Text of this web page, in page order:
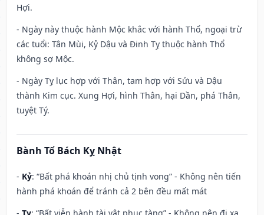
Hợi.
- Ngày này thuộc hành Mộc khắc với hành Thổ, ngoại trừ
các tuổi: Tân Mùi, Kỷ Dậu và Đinh Tỵ thuộc hành Thổ
không sợ Mộc.
- Ngày Tỵ lục hợp với Thân, tam hợp với Sửu và Dậu
thành Kim cục. Xung Hợi, hình Thân, hại Dần, phá Thân,
tuyệt Tý.
Bành Tổ Bách Kỵ Nhật
- Kỷ: “Bất phá khoán nhị chủ tịnh vong” - Không nên tiến
hành phá khoán để tránh cả 2 bên đều mất mát